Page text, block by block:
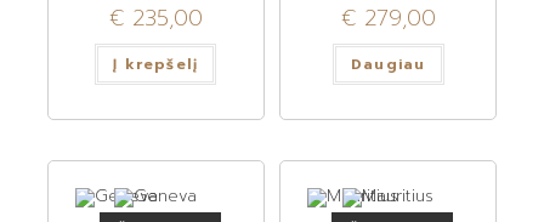
€235,00
Į krepšelį
€279,00
Daugiau